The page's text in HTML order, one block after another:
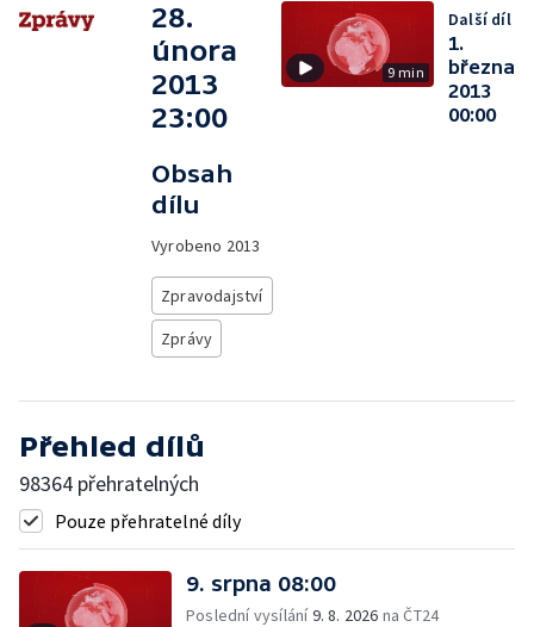
28.
února
2013
23:00
Obsah
dílu
Vyrobeno 2013
Zpravodajství
Zprávy
9 min
Další díl
1.
března
2013
00:00
Přehled dílů
98364 přehratelných
Pouze přehratelné díly
9. srpna 08:00
Poslední vysílání9. 8. 2026 na ČT24